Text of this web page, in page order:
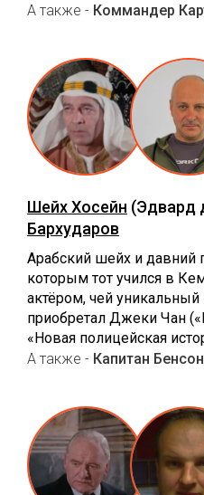
А также - Коммандер
Шейх Хосейн (Эдвард
Бархударов
Арабский шейх и давний
которым тот учился в
актёром, чей уникальный
приобретал Джеки Чан
«Новая полицейская
А также - Капитан Бенсон